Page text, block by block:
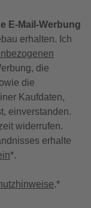
E-Mail-Werbung
erhalten. Ich
die
die
Kaufdaten,
einverstanden.
widerrufen.
erhalte
*.
.